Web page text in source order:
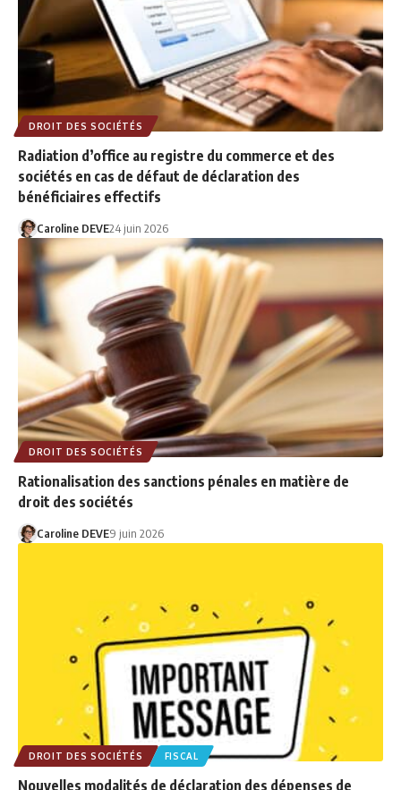
DROIT DES SOCIÉTÉS
Radiation d’office au registre du commerce et des
sociétés en cas de défaut de déclaration des
bénéficiaires effectifs
Caroline DEVE24 juin 2026
DROIT DES SOCIÉTÉS
Rationalisation des sanctions pénales en matière de
droit des sociétés
Caroline DEVE9 juin 2026
DROIT DES SOCIÉTÉS FISCAL
Nouvelles modalités de déclaration des dépenses de